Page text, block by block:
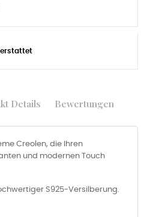
Details Bewertungen
Creolen, die Ihren
und modernen Touch
S925-Versilberung.